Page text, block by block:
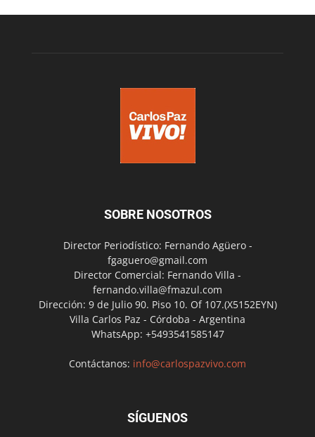
SOBRE NOSOTROS
Director Periodístico: Fernando Agüero -
fgaguero@gmail.com
Director Comercial: Fernando Villa -
fernando.villa@fmazul.com
Dirección: 9 de Julio 90. Piso 10. Of 107.(X5152EYN)
Villa Carlos Paz - Córdoba - Argentina
WhatsApp: +5493541585147
Contáctanos: info@carlospazvivo.com
SÍGUENOS